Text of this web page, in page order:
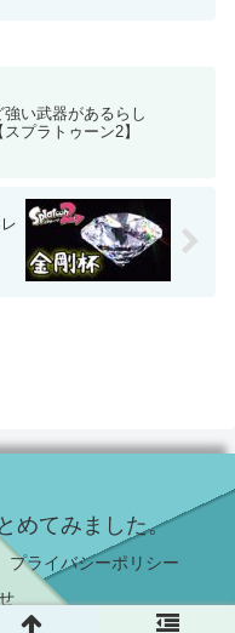
い武器があるらし
プラトゥーン2】
めてみました。
プライバシーポリシー